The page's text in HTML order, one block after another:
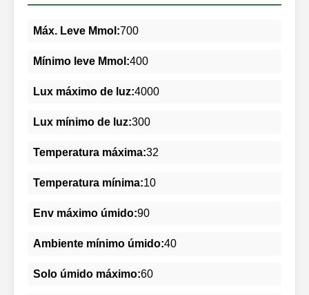
Máx. Leve Mmol:700
Mínimo leve Mmol:400
Lux máximo de luz:4000
Lux mínimo de luz:300
Temperatura máxima:32
Temperatura mínima:10
Env máximo úmido:90
Ambiente mínimo úmido:40
Solo úmido máximo:60